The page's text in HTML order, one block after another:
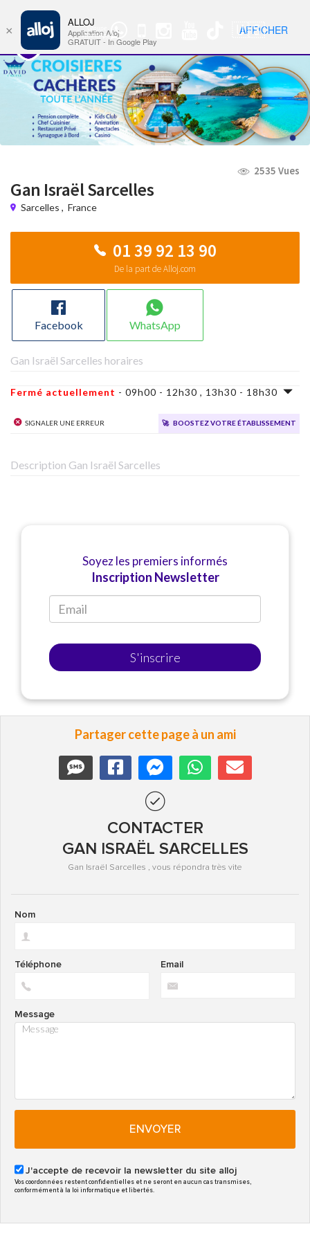
Groupe
WhatsApp
🇺🇸 Nav
2535 Vues
Gan Israël Sarcelles
Sarcelles , France
01 39 92 13 90
De la part de Alloj.com
Facebook WhatsApp
Gan Israël Sarcelles horaires
Fermé actuellement - 09h00 - 12h30 , 13h30 - 18h30
Signaler une erreur 🚀 Boostez votre établissement
Description Gan Israël Sarcelles
Soyez les premiers informés
Inscription Newsletter
S'inscrire
Partager cette page à un ami
CONTACTER
GAN ISRAËL SARCELLES
Gan Israël Sarcelles , vous répondra très vite
Nom
Email
Téléphone
Message
ENVOYER
J'accepte de recevoir la newsletter du site alloj
Vos coordonnées restent confidentielles et ne seront en aucun cas transmises,
conformément à la loi informatique et libertés.
×
ALLOJ
Application Alloj
GRATUIT - In Google Play
AFFICHER